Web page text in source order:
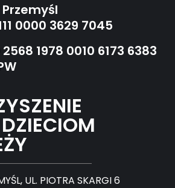
Przemyśl
0000 3629 7045
2568 1978 0010 6173 6383
UL. PIOTRA SKARGI 6